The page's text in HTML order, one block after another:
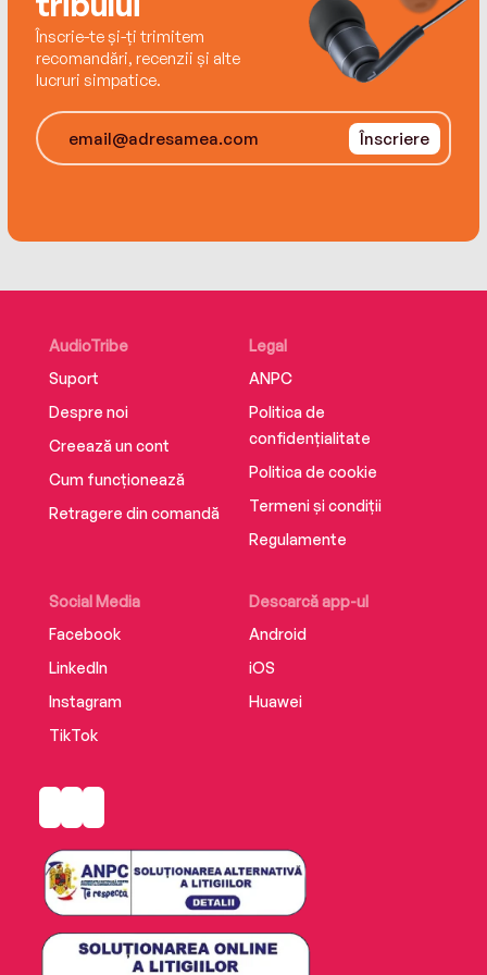
Înscrie-te și-ți trimitem
recomandări, recenzii și alte
lucruri simpatice.
Înscriere
AudioTribe
Suport
Despre noi
Creează un cont
Cum funcționează
Retragere din comandă
Social Media
Facebook
LinkedIn
Instagram
TikTok
Descarcă app-ul
Android
iOS
Huawei
Legal
ANPC
Politica de
confidențialitate
Politica de cookie
Termeni și condiții
Regulamente